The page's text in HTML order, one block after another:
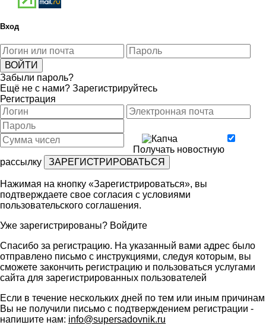
Вход
Забыли пароль?
Ещё не с нами? Зарегистрируйтесь
Регистрация
Получать новостную
рассылку
Нажимая на кнопку «Зарегистрироваться», вы
подтверждаете свое согласия с условиями
пользовательского соглашения.
Уже зарегистрированы? Войдите
Спасибо за регистрацию. На указанный вами адрес было
отправлено письмо с инструкциями, следуя которым, вы
сможете закончить регистрацию и пользоваться услугами
сайта для зарегистрированных пользователей
Если в течение нескольких дней по тем или иным причинам
Вы не получили письмо с подтверждением регистрации -
напишите нам: info@supersadovnik.ru